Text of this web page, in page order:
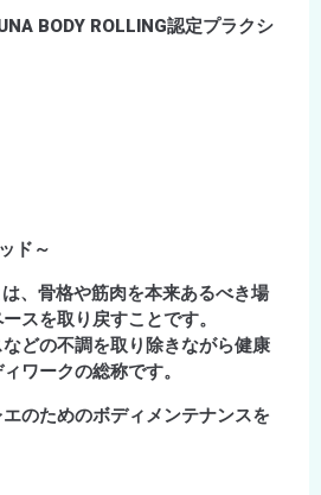
BODY ROLLING認定プラクシ
ド～
、骨格や筋肉を本来あるべき場
スを取り戻すことです。
どの不調を取り除きながら健康
ワークの総称です。
のためのボディメンテナンスを